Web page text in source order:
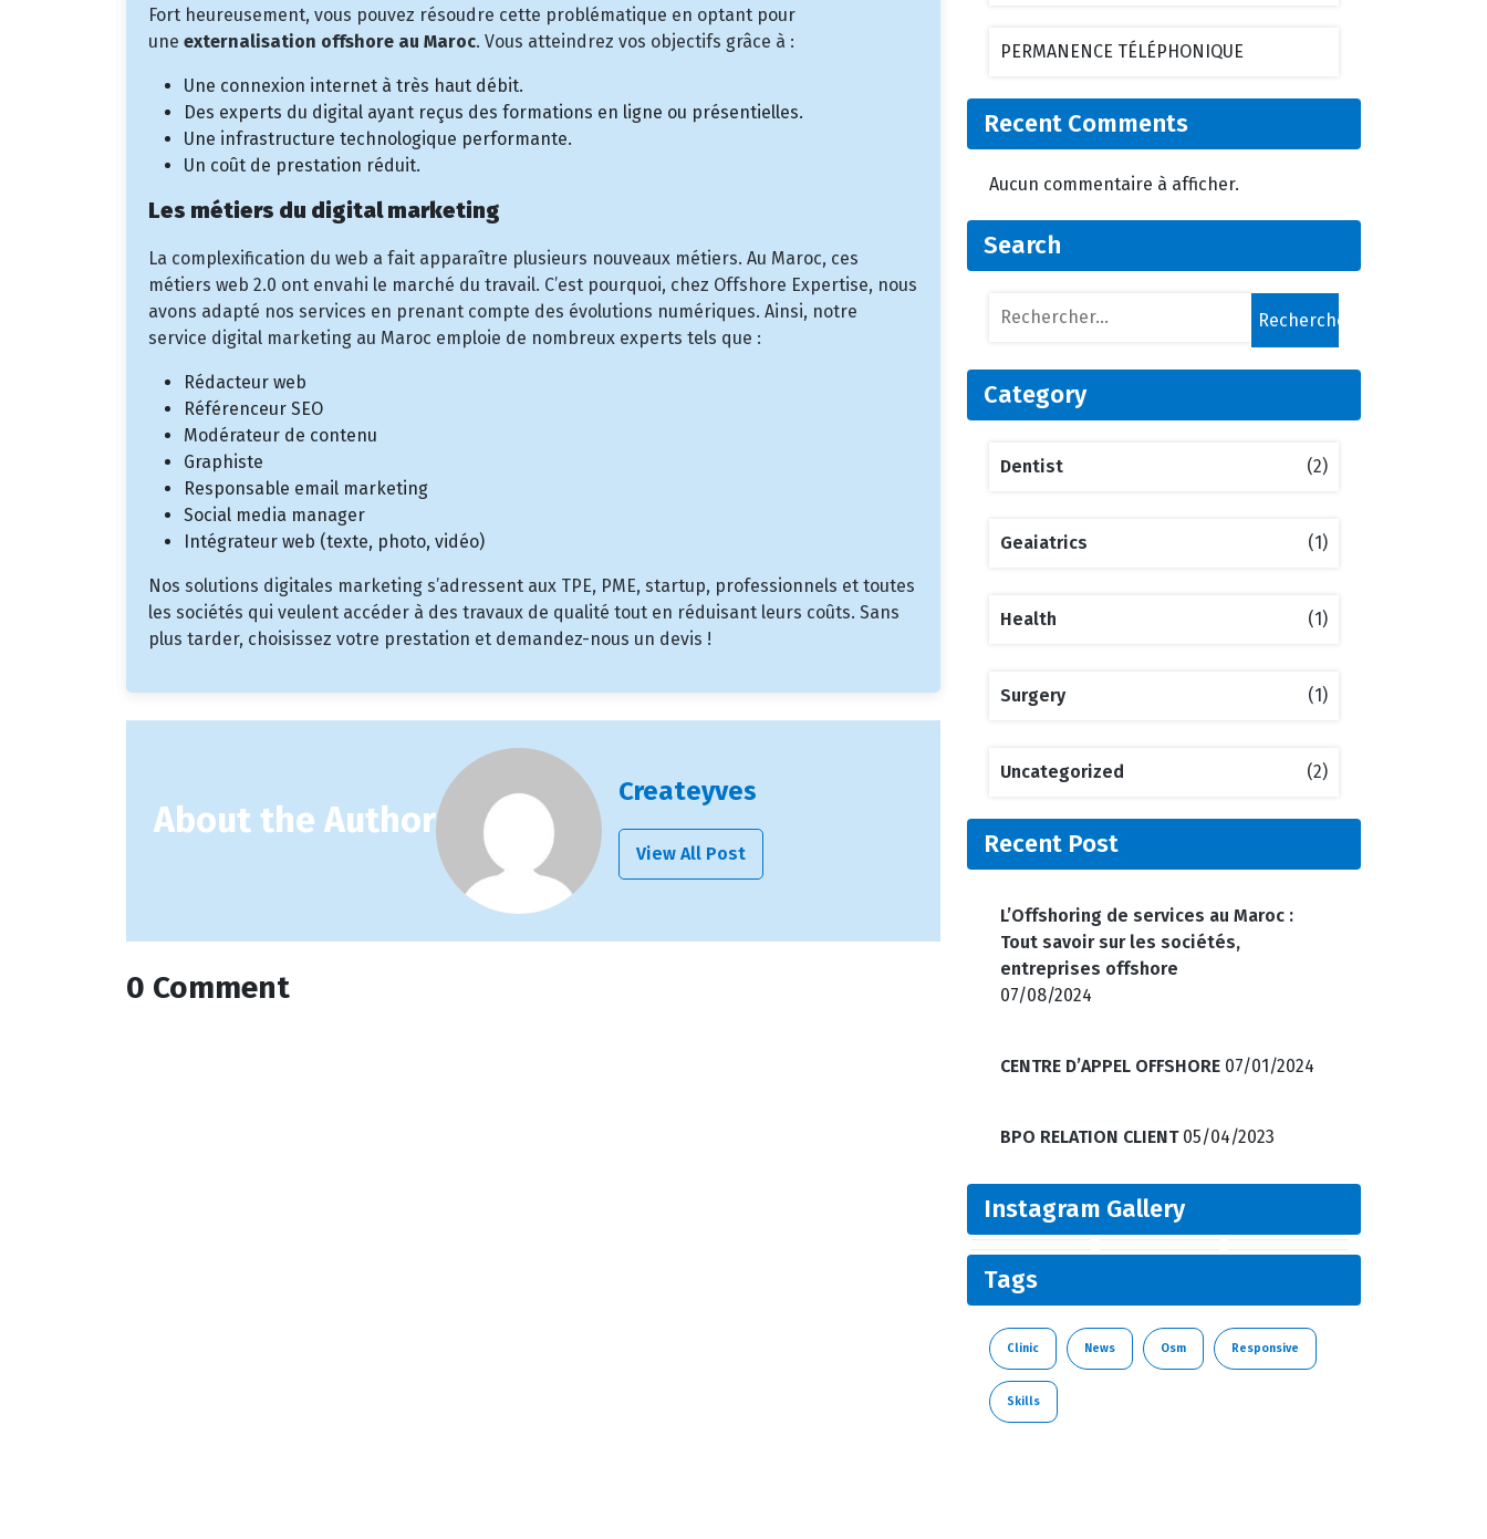
Fort heureusement, vous pouvez résoudre cette problématique en optant pour
une externalisation offshore au Maroc. Vous atteindrez vos objectifs grâce à :
Une connexion internet à très haut débit.
Des experts du digital ayant reçus des formations en ligne ou présentielles.
Une infrastructure technologique performante.
Un coût de prestation réduit.
Les métiers du digital marketing
La complexification du web a fait apparaître plusieurs nouveaux métiers. Au Maroc, ces
métiers web 2.0 ont envahi le marché du travail. C’est pourquoi, chez Offshore Expertise, nous
avons adapté nos services en prenant compte des évolutions numériques. Ainsi, notre
service digital marketing au Maroc emploie de nombreux experts tels que :
Rédacteur web
Référenceur SEO
Modérateur de contenu
Graphiste
Responsable email marketing
Social media manager
Intégrateur web (texte, photo, vidéo)
Nos solutions digitales marketing s’adressent aux TPE, PME, startup, professionnels et toutes
les sociétés qui veulent accéder à des travaux de qualité tout en réduisant leurs coûts. Sans
plus tarder, choisissez votre prestation et demandez-nous un devis !
About the Author
Createyves
View All Post
0 Comment
PERMANENCE TÉLÉPHONIQUE
Recent Comments
Aucun commentaire à afficher.
Search
Category
Dentist (2)
Geaiatrics (1)
Health (1)
Surgery (1)
Uncategorized (2)
Recent Post
L’Offshoring de services au Maroc :
Tout savoir sur les sociétés,
entreprises offshore
07/08/2024
CENTRE D’APPEL OFFSHORE 07/01/2024
BPO RELATION CLIENT 05/04/2023
Instagram Gallery
Tags
Clinic News Osm Responsive
Skills